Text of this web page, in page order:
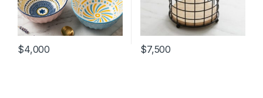
$4,000 $7,500